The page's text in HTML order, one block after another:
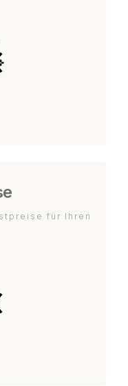
für Ihren